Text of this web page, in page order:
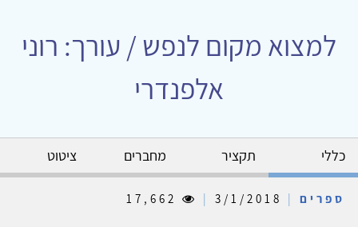
למצוא מקום לנפש / עורך: רוני
אלפנדרי
כללי תקציר מחברים ציטוט
ספרים |
|